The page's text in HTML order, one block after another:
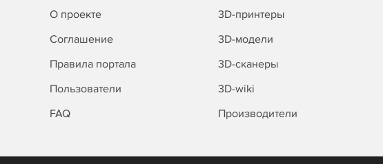
О проекте
Соглашение
Правила портала
Пользователи
FAQ
3D-принтеры
3D-модели
3D-сканеры
3D-wiki
Производители